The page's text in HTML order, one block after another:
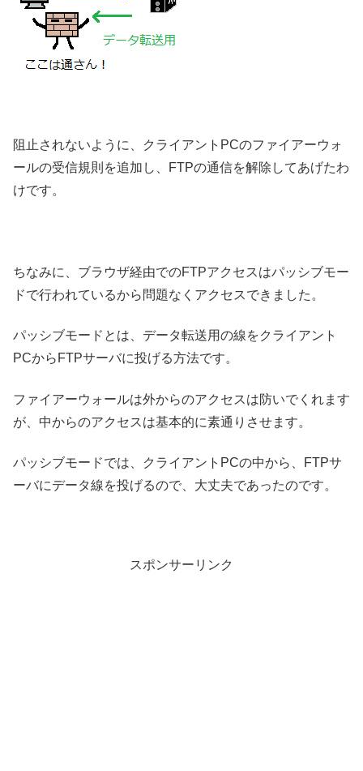
阻止されないように、クライアントPCのファイアーウォ
ールの受信規則を追加し、FTPの通信を解除してあげたわ
けです。
ちなみに、ブラウザ経由でのFTPアクセスはパッシブモー
ドで行われているから問題なくアクセスできました。
パッシブモードとは、データ転送用の線をクライアント
PCからFTPサーバに投げる方法です。
ファイアーウォールは外からのアクセスは防いでくれます
が、中からのアクセスは基本的に素通りさせます。
パッシブモードでは、クライアントPCの中から、FTPサ
ーバにデータ線を投げるので、大丈夫であったのです。
スポンサーリンク